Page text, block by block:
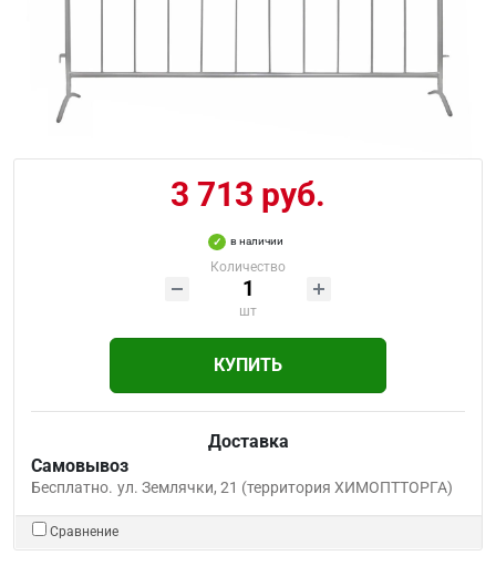
3 713 руб.
в наличии
Количество
шт
КУПИТЬ
Доставка
Самовывоз
Бесплатно. ул. Землячки, 21 (территория ХИМОПТТОРГА)
Сравнение